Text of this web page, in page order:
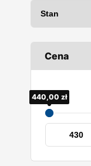
Cena
430,00 zł
440,00 zł